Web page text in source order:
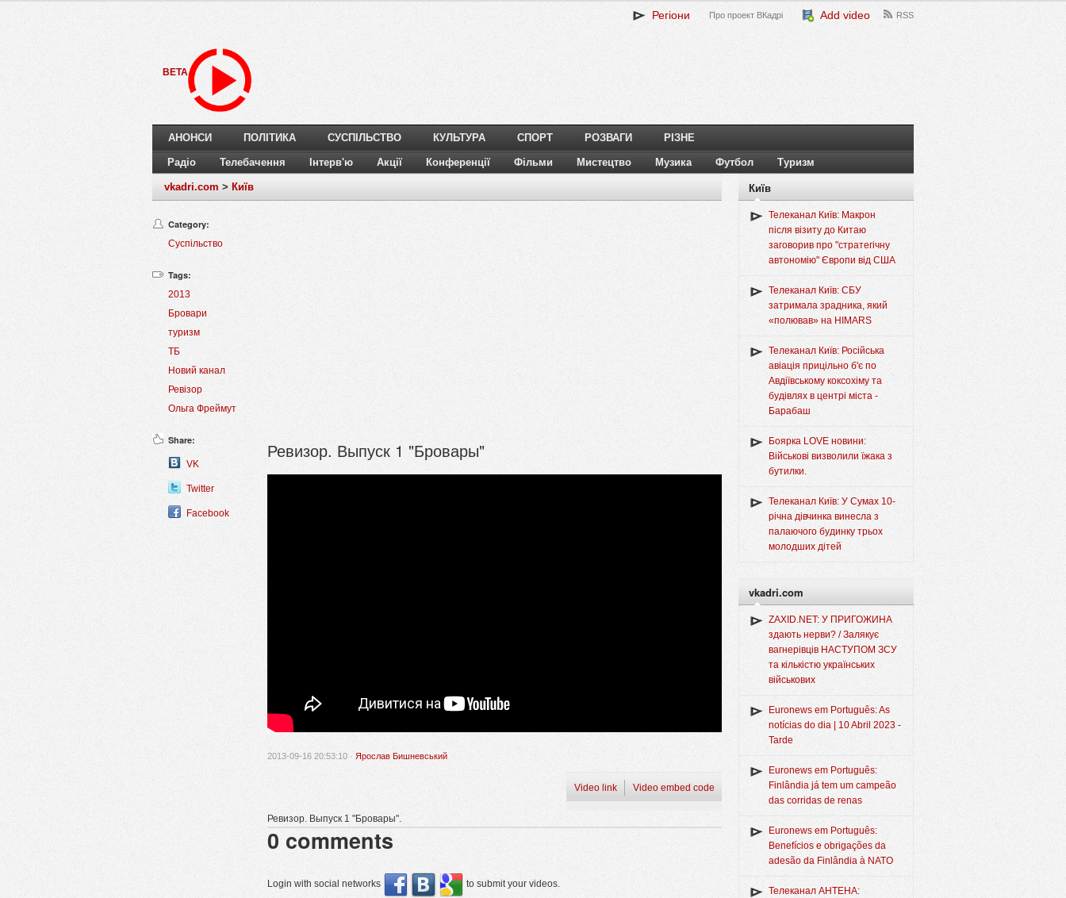
Регіони Про проект ВКадрі Add video RSS
BETA
АНОНСИ ПОЛІТИКА СУСПІЛЬСТВО КУЛЬТУРА СПОРТ РОЗВАГИ РІЗНЕ
Радіо Телебачення Інтерв'ю Акції Конференції Фільми Мистецтво Музика Футбол Туризм
vkadri.com > Київ
Category:
Суспільство
Tags:
2013
Бровари
туризм
ТБ
Новий канал
Ревізор
Ольга Фреймут
Share:
VK
Twitter
Facebook
Ревизор. Выпуск 1 "Бровары"
2013-09-16 20:53:10 · Ярослав Бишневський
Video link Video embed code
Ревизор. Выпуск 1 "Бровары".
0 comments
Login with social networks to submit your videos.
Київ
Телеканал Київ: Макрон
після візиту до Китаю
заговорив про "стратегічну
автономію" Європи від США
Телеканал Київ: СБУ
затримала зрадника, який
«полював» на HIMARS
Телеканал Київ: Російська
авіація прицільно б'є по
Авдіївському коксохіму та
будівлях в центрі міста -
Барабаш
Боярка LOVE новини:
Військові визволили їжака з
бутилки.
Телеканал Київ: У Сумах 10-
річна дівчинка винесла з
палаючого будинку трьох
молодших дітей
vkadri.com
ZAXID.NET: У ПРИГОЖИНА
здають нерви? / Залякує
вагнерівців НАСТУПОМ ЗСУ
та кількістю українських
військових
Euronews em Português: As
notícias do dia | 10 Abril 2023 -
Tarde
Euronews em Português:
Finlândia já tem um campeão
das corridas de renas
Euronews em Português:
Benefícios e obrigações da
adesão da Finlândia à NATO
Телеканал АНТЕНА: